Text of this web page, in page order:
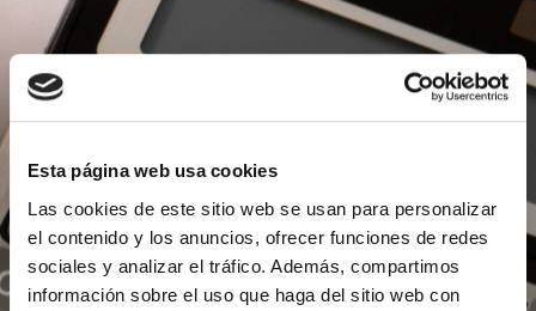
Esta página web usa cookies
Las cookies de este sitio web se usan para personalizar
el contenido y los anuncios, ofrecer funciones de redes
sociales y analizar el tráfico. Además, compartimos
información sobre el uso que haga del sitio web con